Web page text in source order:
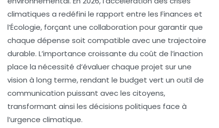
climatiques a redéfini le rapport entre les Finances et
l’Écologie, forçant une collaboration pour garantir que
chaque dépense soit compatible avec une trajectoire
durable. L’importance croissante du coût de l’inaction
place la nécessité d’évaluer chaque projet sur une
vision à long terme, rendant le budget vert un outil de
communication puissant avec les citoyens,
transformant ainsi les décisions politiques face à
l’urgence climatique.